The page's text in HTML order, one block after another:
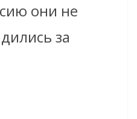
они не
за